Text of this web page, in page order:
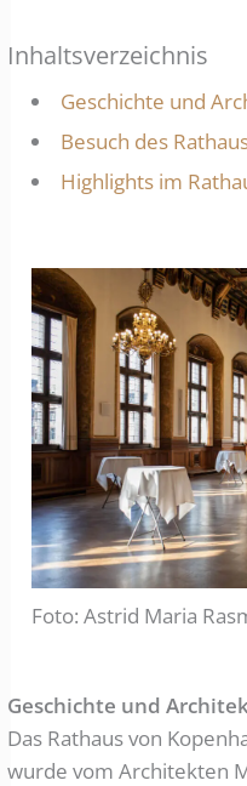
Inhaltsverzeichnis
Geschichte und
Besuch des
Highlights im
Foto: Astrid Maria
Geschichte und
Das Rathaus von
wurde vom Architekten